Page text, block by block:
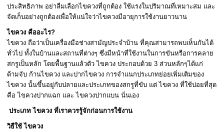
ประสิทธิภาพ อย่าลืมเลือกไขควงที่ถูกต้อง ใช้แรงในปริมาณที่เหมาะสม และ
จัดเก็บอย่างถูกต้องเพื่อให้แน่ใจว่าไขควงมีอายุการใช้งานยาวนาน
ไขควง คืออะไร?
ไขควง ถือว่าเป็นเครื่องมือช่างสามัญประจำบ้าน ที่คุณสามารถพบเห็นกันได้
ทั่วไป ทั้งในบ้านและสถานที่ต่างๆ ซึ่งมีหน้าที่ใช้งานในการขันหรือการคลาย
สกรูเป็นหลัก โดยพื้นฐานแล้วตัว ไขควง ประกอบด้วย 3 ส่วนหลักๆได้แก่
ด้ามจับ ก้านไขควง และปากไขควง การจำแนกประเภทย่อยเพิ่มเติมของ
ไขควง นั้นขึ้นอยู่กับปลายและประเภทของสกรูที่ขับ แต่ ไขควง ที่ใช้บ่อยที่สุด
คือ ไขควงปากแฉก และ ไขควงปากแบน นั่นเอง
ประเภท ไขควง ที่เราควรรู้จักก่อนการใช้งาน
วิธีใช้ ไขควง